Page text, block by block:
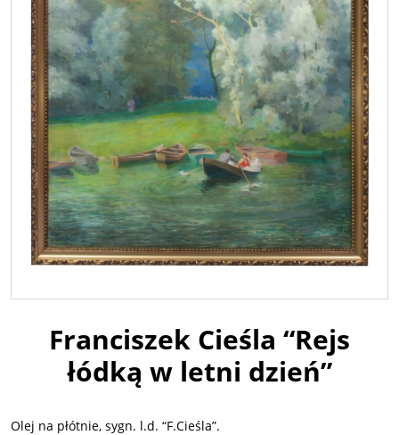
Franciszek Cieśla “Rejs
łódką w letni dzień”
Olej na płótnie, sygn. l.d. “F.Cieśla”.